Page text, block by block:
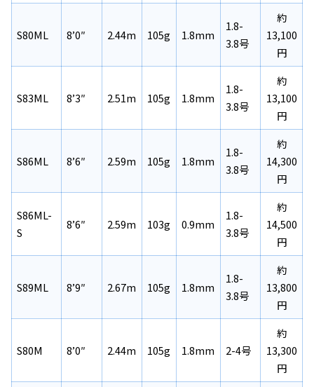
S80ML 8’0″ 2.44m 105g 1.8mm
1.8-
3.8号
約
13,100
円
S83ML 8’3″ 2.51m 105g 1.8mm
1.8-
3.8号
約
13,100
円
S86ML 8’6″ 2.59m 105g 1.8mm
1.8-
3.8号
約
14,300
円
S86ML-
S
8’6″ 2.59m 103g 0.9mm
1.8-
3.8号
約
14,500
円
S89ML 8’9″ 2.67m 105g 1.8mm
1.8-
3.8号
約
13,800
円
S80M 8’0″ 2.44m 105g 1.8mm 2-4号
約
13,300
円